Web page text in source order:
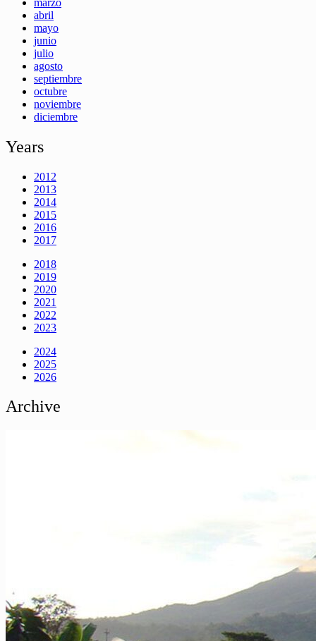
abril
mayo
junio
julio
agosto
septiembre
octubre
noviembre
diciembre
Years
2012
2013
2014
2015
2016
2017
2018
2019
2020
2021
2022
2023
2024
2025
2026
Archive